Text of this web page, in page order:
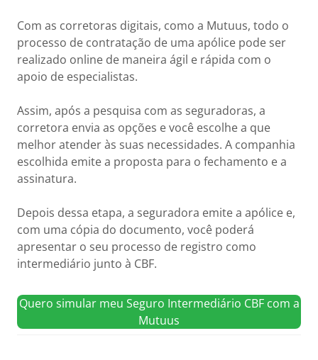
Com as corretoras digitais, como a Mutuus, todo o
processo de contratação de uma apólice pode ser
realizado online de maneira ágil e rápida com o
apoio de especialistas.
Assim, após a pesquisa com as seguradoras, a
corretora envia as opções e você escolhe a que
melhor atender às suas necessidades. A companhia
escolhida emite a proposta para o fechamento e a
assinatura.
Depois dessa etapa, a seguradora emite a apólice e,
com uma cópia do documento, você poderá
apresentar o seu processo de registro como
intermediário junto à CBF.
Quero simular meu Seguro Intermediário CBF com a
Mutuus